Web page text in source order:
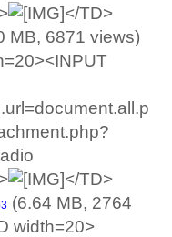
</TD>
MB, 6871 views)
</TD>
(6.64 MB, 2764
width=20>